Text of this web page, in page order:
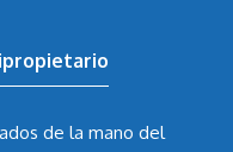
de la mano del